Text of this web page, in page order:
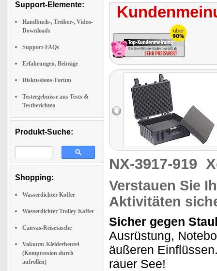
Support-Elemente:
Handbuch-, Treiber-, Video-
Downloads
Support-FAQs
Erfahrungen, Beiträge
Diskussions-Forum
Testergebnisse aus Tests &
Testberichten
Produkt-Suche:
Shopping:
Wasserdichter Koffer
Wasserdichter Trolley-Koffer
Canvas-Reisetasche
Vakuum-Kleiderbeutel
(Kompression durch
aufrollen)
NX-3917-919
Verstauen Sie
Aktivitäten
Sicher gegen
Ausrüstung,
äußeren
rauer See!